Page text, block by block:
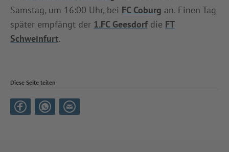
Samstag, um 16:00 Uhr, bei FC Coburg an. Einen Tag
später empfängt der 1.FC Geesdorfdie FT
Schweinfurt.
Diese Seite teilen